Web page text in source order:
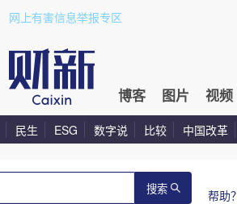
网上有害信息举报专区
博客 图片 视频
民生 ESG 数字说 比较 中国改革
搜索 帮助？